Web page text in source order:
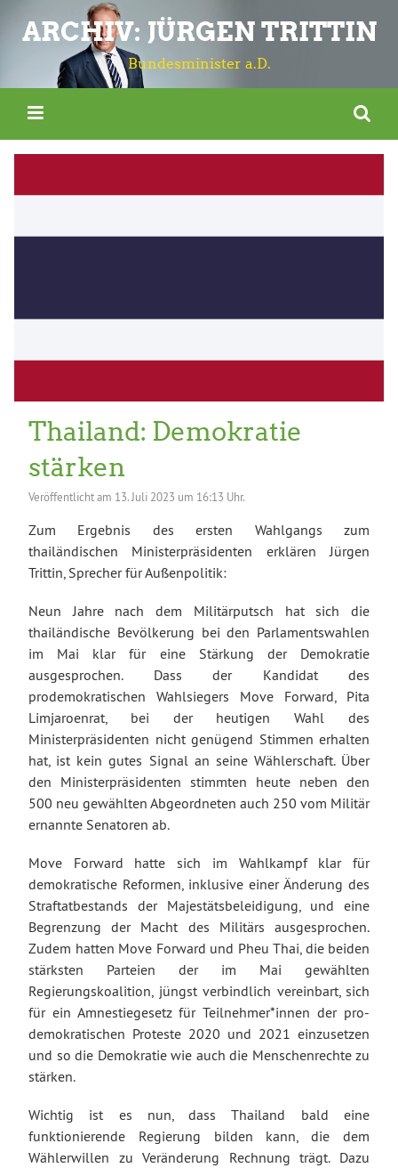
ARCHIV: JÜRGEN TRITTIN
Bundesminister a.D.
Thailand: Demokratie
stärken
Veröffentlicht am 13. Juli 2023 um 16:13 Uhr.
Zum Ergebnis des ersten Wahlgangs zum
thailändischen Ministerpräsidenten erklären Jürgen
Trittin, Sprecher für Außenpolitik:
Neun Jahre nach dem Militärputsch hat sich die
thailändische Bevölkerung bei den Parlamentswahlen
im Mai klar für eine Stärkung der Demokratie
ausgesprochen. Dass der Kandidat des
prodemokratischen Wahlsiegers Move Forward, Pita
Limjaroenrat, bei der heutigen Wahl des
Ministerpräsidenten nicht genügend Stimmen erhalten
hat, ist kein gutes Signal an seine Wählerschaft. Über
den Ministerpräsidenten stimmten heute neben den
500 neu gewählten Abgeordneten auch 250 vom Militär
ernannte Senatoren ab.
Move Forward hatte sich im Wahlkampf klar für
demokratische Reformen, inklusive einer Änderung des
Straftatbestands der Majestätsbeleidigung, und eine
Begrenzung der Macht des Militärs ausgesprochen.
Zudem hatten Move Forward und Pheu Thai, die beiden
stärksten Parteien der im Mai gewählten
Regierungskoalition, jüngst verbindlich vereinbart, sich
für ein Amnestiegesetz für Teilnehmer*innen der pro-
demokratischen Proteste 2020 und 2021 einzusetzen
und so die Demokratie wie auch die Menschenrechte zu
stärken.
Wichtig ist es nun, dass Thailand bald eine
funktionierende Regierung bilden kann, die dem
Wählerwillen zu Veränderung Rechnung trägt. Dazu